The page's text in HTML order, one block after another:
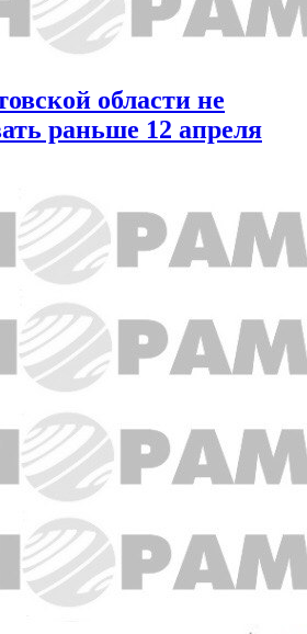
области не
раньше 12 апреля